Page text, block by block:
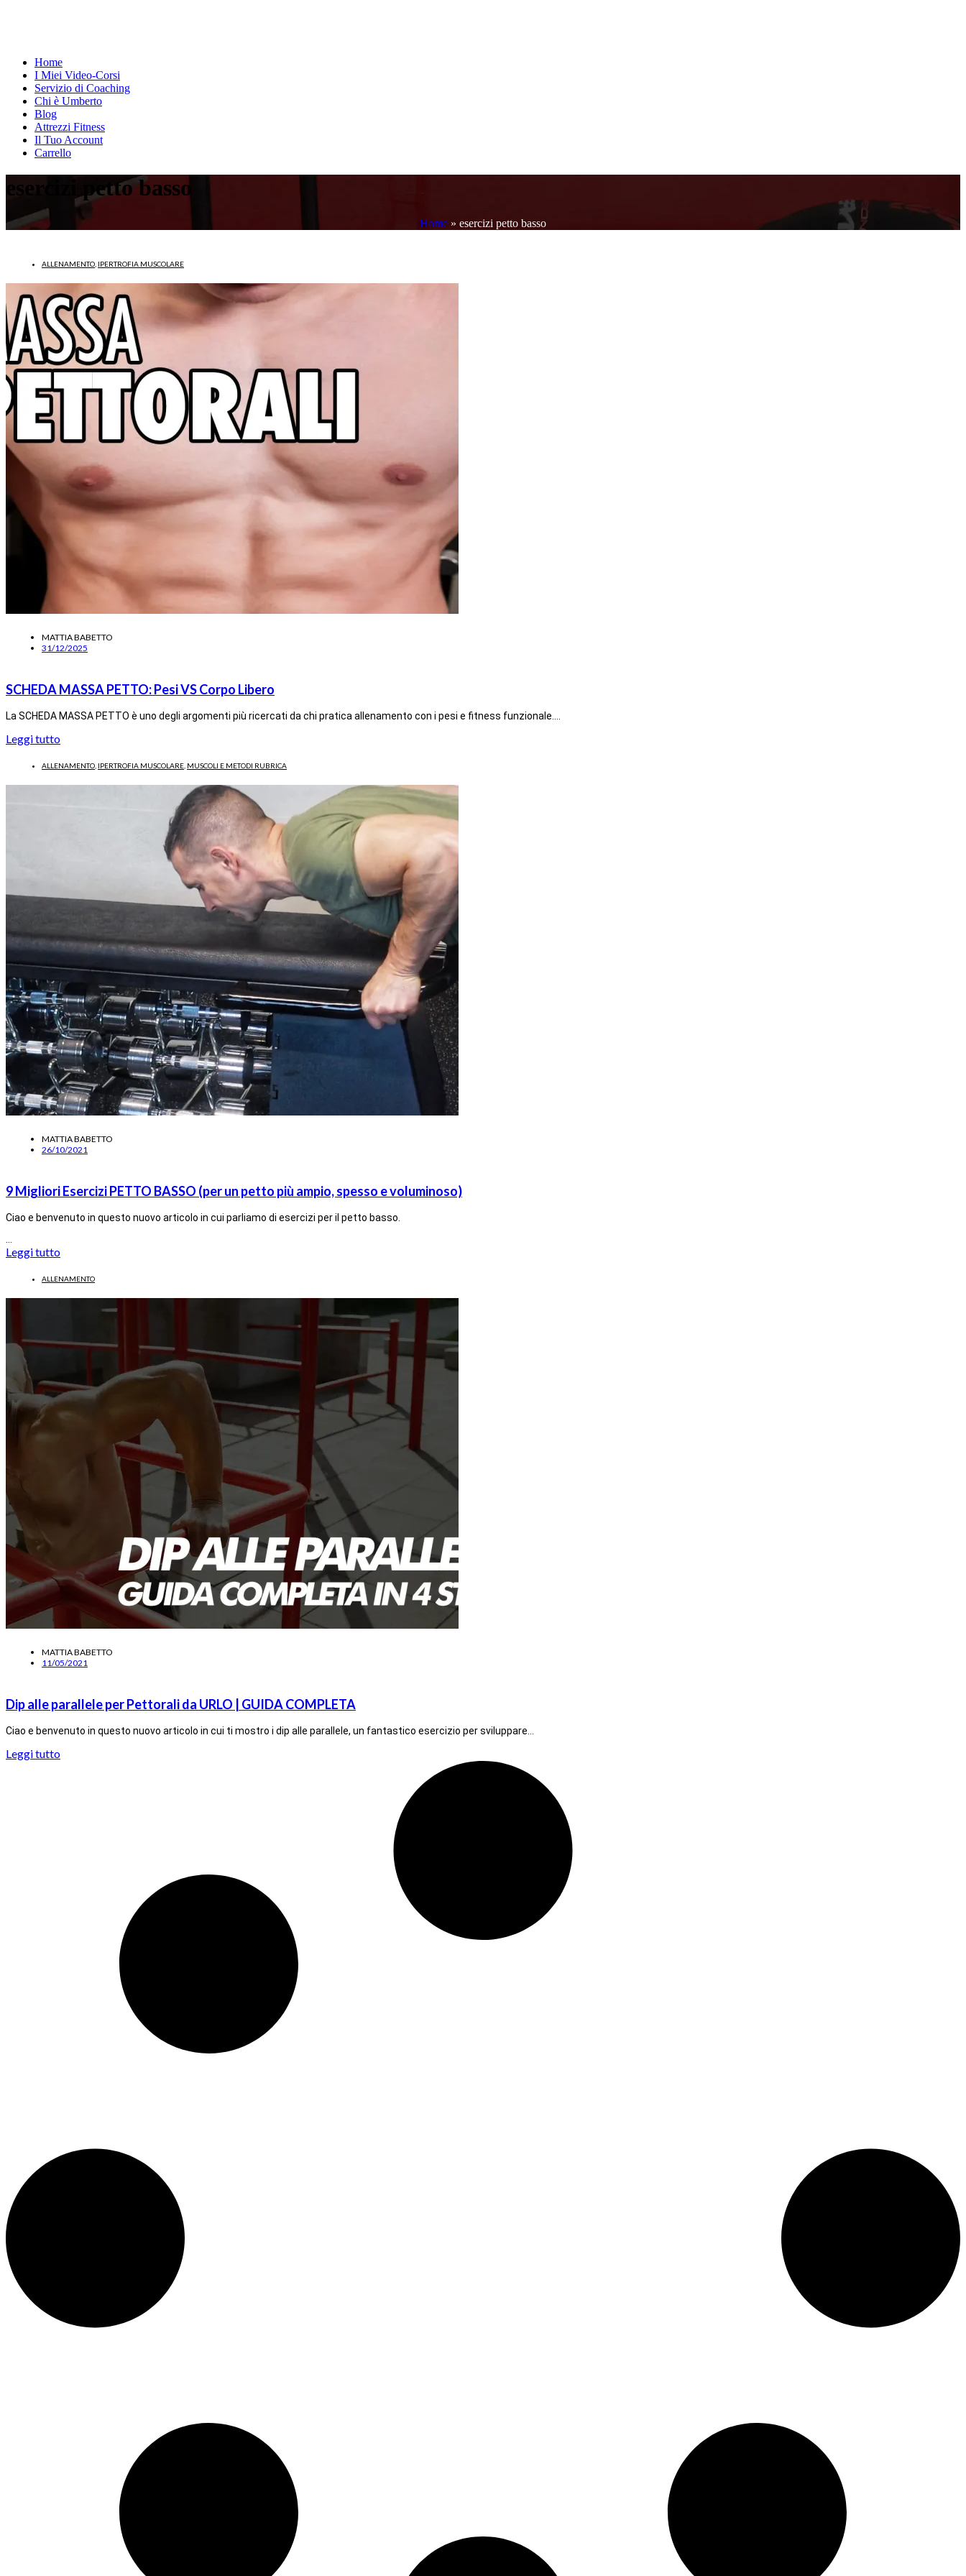
Home
I Miei Video-Corsi
Servizio di Coaching
Chi è Umberto
Blog
Attrezzi Fitness
Il Tuo Account
Carrello
esercizi petto basso
Home » esercizi petto basso
ALLENAMENTO IPERTROFIA MUSCOLARE
MATTIA BABETTO
31/12/2025
SCHEDA MASSA PETTO: Pesi VS Corpo Libero
La SCHEDA MASSA PETTO è uno degli argomenti più ricercati da chi pratica allenamento con i pesi e fitness funzionale.…
Leggi tutto
ALLENAMENTO IPERTROFIA MUSCOLARE MUSCOLI E METODI RUBRICA
MATTIA BABETTO
26/10/2021
9 Migliori Esercizi PETTO BASSO (per un petto più ampio, spesso e voluminoso)
Ciao e benvenuto in questo nuovo articolo in cui parliamo di esercizi per il petto basso.
Leggi tutto
ALLENAMENTO
MATTIA BABETTO
11/05/2021
Dip alle parallele per Pettorali da URLO | GUIDA COMPLETA
Ciao e benvenuto in questo nuovo articolo in cui ti mostro i dip alle parallele, un fantastico esercizio per sviluppare…
Leggi tutto